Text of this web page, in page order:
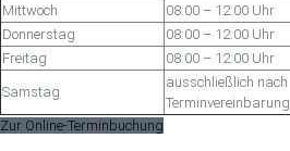
Mittwoch
08:00 – 12:00 Uhr
Donnerstag
08:00 – 12:00 Uhr
Freitag
08:00 – 12:00 Uhr
Samstag
ausschließlich nach
Terminvereinbarung
Zur Online-Terminbuchung